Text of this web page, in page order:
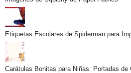
Etiquetas Escolares de Spiderman para
Carátulas Bonitas para Niñas: Portadas de